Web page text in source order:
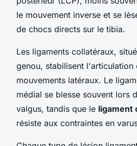
le mouvement inverse et se
de chocs directs sur le tibia.
Les ligaments collatéraux,
genou, stabilisent l'articulation
mouvements latéraux. Le
médial se blesse souvent lors
valgus, tandis que le ligament
résiste aux contraintes en